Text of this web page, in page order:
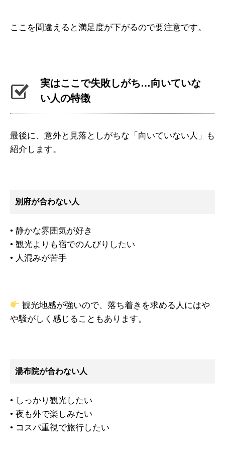
ここを間違えると満足度が下がるので要注意です。
実はここで失敗しがち…向いていな
い人の特徴
最後に、意外と見落としがちな「向いていない人」も
紹介します。
別府が合わない人
• 静かな雰囲気が好き
• 観光よりも宿でのんびりしたい
• 人混みが苦手
観光地感が強いので、落ち着きを求める人にはや
や騒がしく感じることもあります。
湯布院が合わない人
• しっかり観光したい
• 夜も外で楽しみたい
• コスパ重視で旅行したい